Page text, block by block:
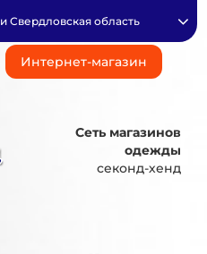
Интернет-магазин
Свердловская область
Сеть магазинов
одежды
секонд-хенд